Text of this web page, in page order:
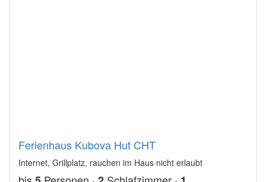
Ferienhaus Kubova Hut CHT
Internet, Grillplatz, rauchen im Haus nicht erlaubt